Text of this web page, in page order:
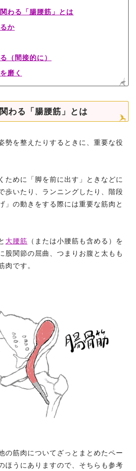
わる「腸腰筋」とは
か
（間接的に）
磨く
わる「腸腰筋」とは
勢を整えたりするときに、重要な役
ために「脚を前に出す」ときなどに
歩いたり、ランニングしたり、階段
」の動きをする際には重要な筋肉と
大腰筋 （または小腰筋も含める）を
股関節の屈曲、つまりお腹と太もも
肉です。
の筋肉についてざっとまとめたペー
ほうにありますので、そちらも参考